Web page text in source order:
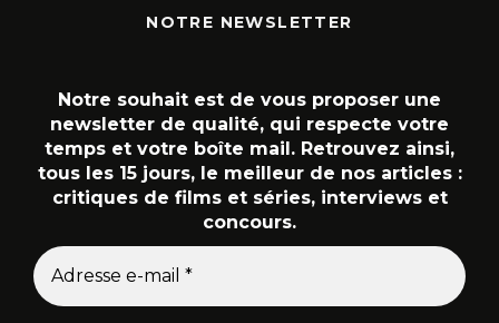
NOTRE NEWSLETTER
Notre souhait est de vous proposer une
newsletter de qualité, qui respecte votre
temps et votre boîte mail. Retrouvez ainsi,
tous les 15 jours, le meilleur de nos articles :
critiques de films et séries, interviews et
concours.